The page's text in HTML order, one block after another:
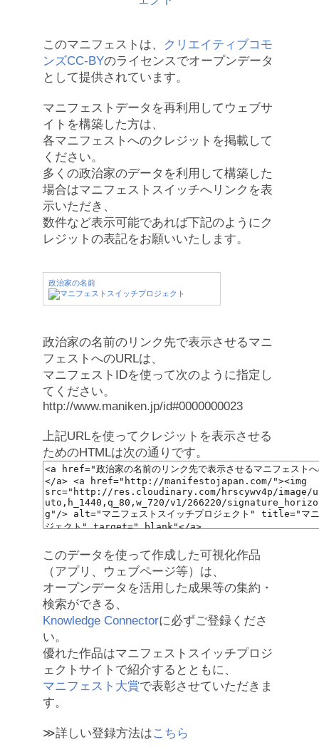
このマニフェストは、
クリエイティブコモ
ンズCC-BYのライセンスでオープンデータ
として提供されています。
マニフェストデータを再利用してウェブサ
イトを構築した方は、
各マニフェストへのクレジットを掲載して
ください。
多くの政治家のデータを利用して構築した
場合はマニフェストスイッチへリンクを表
示いただき、
数件など表示可能であれば下記のようにク
レジットの表記をお願いいたします。
政治家の名前
政治家の名前のリンク先で表示させるマニ
フェストへのURLは、
マニフェストIDを使って次のように指定し
てください。
http://www.maniken.jp/id#0000000023
上記URLを使ってクレジットを表示させる
ためのHTMLは次の通りです。
このデータを使って作成した可視化作品
（アプリ、ウェブページ等）は、
オープンデータを活用した成果等の集約・
検索ができる、
Knowledge Connectorに必ずご登録くださ
い。
優れた作品はマニフェストスイッチプロジ
ェクトサイトで紹介するとともに、
マニフェスト大賞で表彰させていただきま
す。
≫詳しい登録方法はこちら